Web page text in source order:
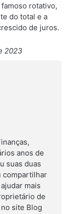
rotativo,
do total e a
de juros.
2023
anos de
suas duas
compartilhar
mais
de
site Blog